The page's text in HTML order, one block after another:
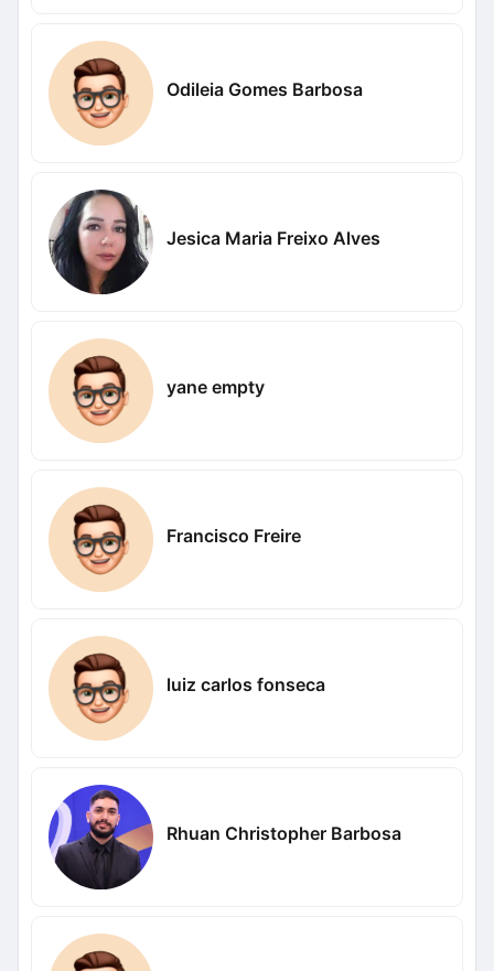
Odileia Gomes Barbosa
Jesica Maria Freixo Alves
yane empty
Francisco Freire
luiz carlos fonseca
Rhuan Christopher Barbosa